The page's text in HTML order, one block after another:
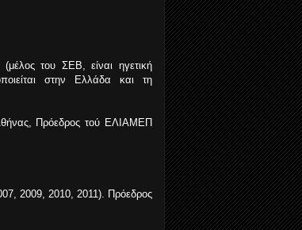
του ΣΕΒ, είναι ηγετική
στην Ελλάδα και τη
Πρόεδρος τού ΕΛΙΑΜΕΠ
2009, 2010, 2011). Πρόεδρος